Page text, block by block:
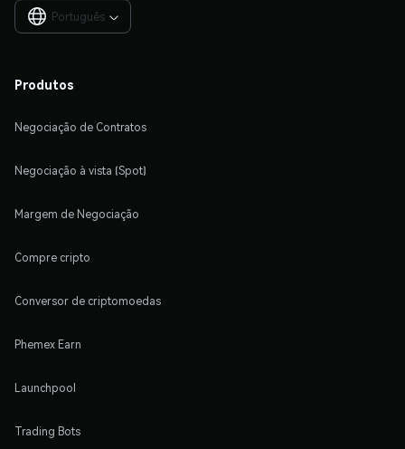
Português 
Produtos
Negociação de Contratos
Negociação à vista (Spot)
Margem de Negociação
Compre cripto
Conversor de criptomoedas
Phemex Earn
Launchpool
Trading Bots